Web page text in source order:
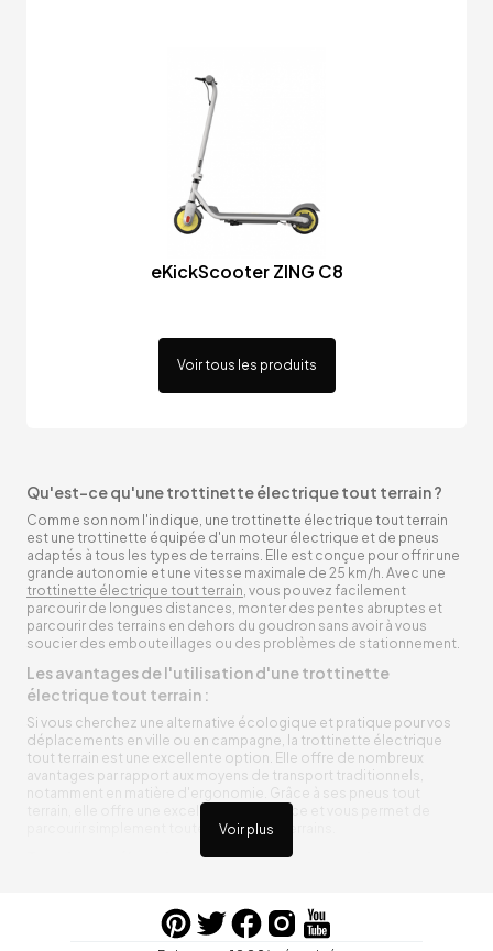
eKickScooter ZING C8
Voir tous les produits
Voir plus
Qu'est-ce qu'une trottinette électrique tout terrain ?
Comme son nom l'indique, une trottinette électrique tout terrain
est une trottinette équipée d'un moteur électrique et de pneus
adaptés à tous les types de terrains. Elle est conçue pour offrir une
grande autonomie et une vitesse maximale de 25 km/h. Avec une
trottinette électrique tout terrain, vous pouvez facilement
parcourir de longues distances, monter des pentes abruptes et
parcourir des terrains en dehors du goudron sans avoir à vous
soucier des embouteillages ou des problèmes de stationnement.
Les avantages de l'utilisation d'une trottinette
électrique tout terrain :
Si vous cherchez une alternative écologique et pratique pour vos
déplacements en ville ou en campagne, la trottinette électrique
tout terrain est une excellente option. Elle offre de nombreux
avantages par rapport aux moyens de transport traditionnels,
notamment en matière d'ergonomie. Grâce à ses pneus tout
terrain, elle offre une excellente adhérence et vous permet de
parcourir simplement toutes sortes de terrains.
Trottinette électrique tout terrain ergonomique
entre vos trajets, vous n’aurez pas à vous soucier de l’état de sa
batterie. De plus, elle est équipée de pneus résistants qui peuvent